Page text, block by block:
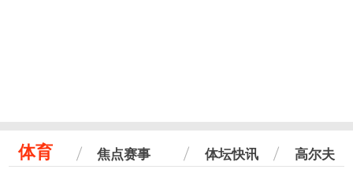
体育 焦点赛事 体坛快讯 高尔夫